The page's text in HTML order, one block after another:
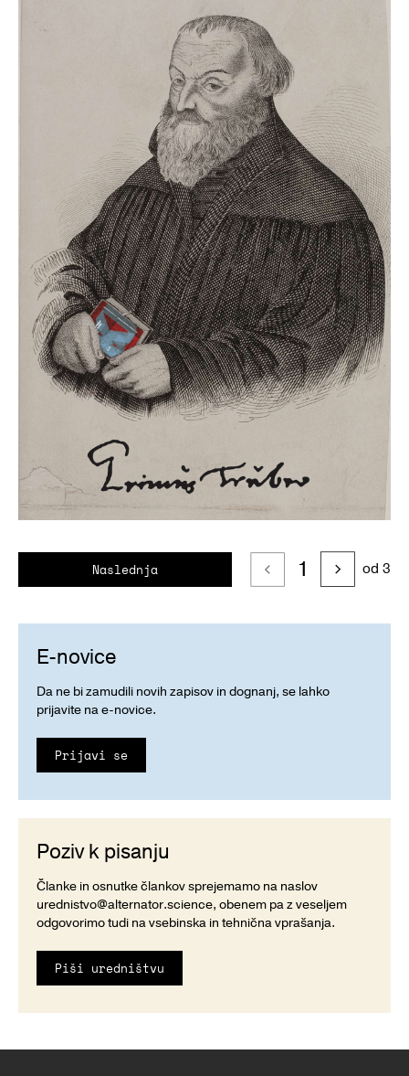
1 od 3
Naslednja
E-novice
Da ne bi zamudili novih zapisov in dognanj, se lahko
prijavite na e-novice.
Prijavi se
Poziv k pisanju
Članke in osnutke člankov sprejemamo na naslov
urednistvo@alternator.science, obenem pa z veseljem
odgovorimo tudi na vsebinska in tehnična vprašanja.
Piši uredništvu